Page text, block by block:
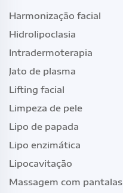
Harmonização facial
Hidrolipoclasia
Intradermoterapia
Jato de plasma
Lifting facial
Limpeza de pele
Lipo de papada
Lipo enzimática
Lipocavitação
Massagem com pantalas